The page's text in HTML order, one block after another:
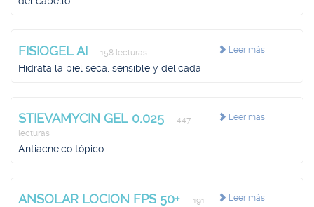
Leer más
FISIOGEL AI 158 lecturas
Hidrata la piel seca, sensible y delicada
Leer más
STIEVAMYCIN GEL 0,025
447
lecturas
Antiacneico tópico
Leer más
ANSOLAR LOCION FPS 50+
191